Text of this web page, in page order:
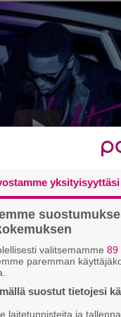
todennäköisesti
vuotta. Muita
yksityisyyttäsi
valitsemamme 89
paremman
suostut tietojesi
laitetunnisteita ja